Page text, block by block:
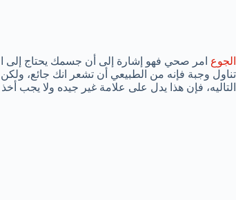
الجوع امر صحي فهو إشارة إلى أن جسمك يحتاج إلى
تناول وجبة فإنه من الطبيعي أن تشعر انك جائع،
التاليه، فإن هذا يدل على علامة غير جيده ولا يجب